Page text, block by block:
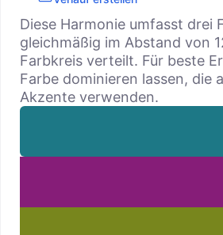
Diese Harmonie umfasst drei
gleichmäßig im Abstand von
Farbkreis verteilt. Für beste
Farbe dominieren lassen, die
Akzente verwenden.